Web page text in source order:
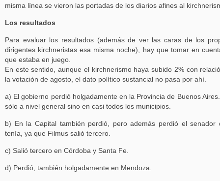
misma línea se vieron las portadas de los diarios afines al
Los resultados
Para evaluar los resultados (además de ver las caras de los
dirigentes kirchneristas esa misma noche), hay que tomar en
que estaba en juego.
En este sentido, aunque el kirchnerismo haya subido 2% con
la votación de agosto, el dato político sustancial no pasa por ahí.
a) El gobierno perdió holgadamente en la Provincia de Buenos
sólo a nivel general sino en casi todos los municipios.
b) En la Capital también perdió, pero además perdió el senador
tenía, ya que Filmus salió tercero.
c) Salió tercero en Córdoba y Santa Fe.
d) Perdió, también holgadamente en Mendoza.